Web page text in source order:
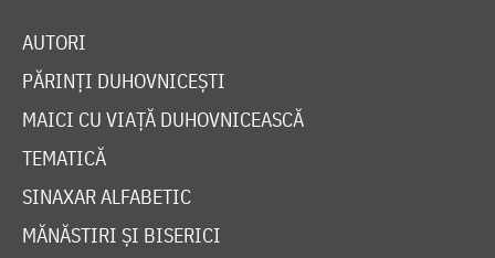
AUTORI
PĂRINȚI DUHOVNICEȘTI
MAICI CU VIAȚĂ DUHOVNICEASCĂ
TEMATICĂ
SINAXAR ALFABETIC
MĂNĂSTIRI ȘI BISERICI